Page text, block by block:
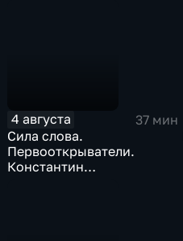
4 августа
37 мин
Сила слова.
Первооткрыватели.
Константин